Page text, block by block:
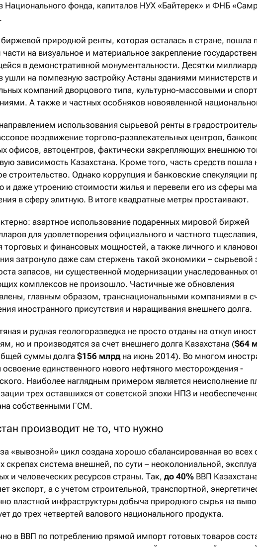
Национального фонда, капиталов НУХ «Байтерек» и ФНБ
биржевой природной ренты, которая осталась в стране, пошла
на визуальное и материальное закрепление
в демонстративной монументальности. Десятки
ушли на помпезную застройку Астаны зданиями министерств и
компаний дворцового типа, культурно-массовыми и
А также и частных особняков новоявленной
использования сырьевой ренты в
воздвижение торгово-развлекательных центров,
офисов, автоцентров, фактически закрепляющих внешнюю
зависимость Казахстана. Кроме того, часть средств пошла
строительство. Однако коррупция и банковские спекуляции
и даже утроению стоимости жилья и перевели его из сферы
в сферу элитную. В итоге квадратные метры простаивают.
азартное использование подаренных мировой биржей
для удовлетворения официального и частного тщеславия,
торговых и финансовых мощностей, а также личного и
затронуло даже сам стержень такой экономики – сырьевой
запасов, ни существенной модернизации унаследованных
комплексов не произошло. Частичные же обновления
главным образом, транснациональными компаниями в
иностранного присутствия и наращивания внешнего долга.
и рудная геологоразведка не просто отданы на откуп
но и производятся за счет внешнего долга Казахстана ($64
суммы долга$156 млрдна июнь 2014). Во многом
освоение единственного нового нефтяного месторождения -
Наиболее наглядным примером является неисполнение
трех оставшихся от советской эпохи НПЗ и
собственными ГСМ.
производит не то, что нужно
«вывозной» цикл создана хорошо сбалансированная во всех
скрепах система внешней, по сути – неоколониальной,
и человеческих ресурсов страны. Так, до 40% ВВП
экспорт, а с учетом строительной, транспортной,
властной инфраструктуры добыча природного сырья на
до трех четвертей валового национального продукта.
в ВВП по потреблению прямой импорт готовых товаров